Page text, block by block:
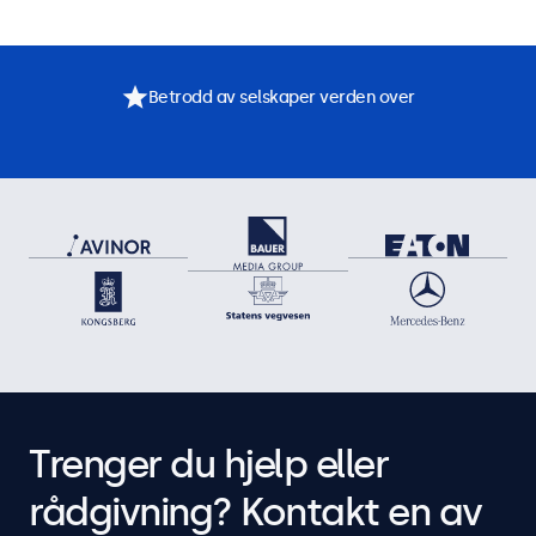
Betrodd av selskaper verden over
Trenger du hjelp eller
rådgivning? Kontakt en av